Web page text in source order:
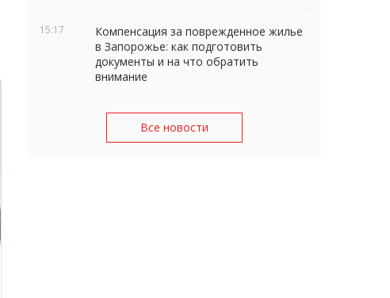
15:17
Компенсация за поврежденное жилье
в Запорожье: как подготовить
документы и на что обратить
внимание
Все новости